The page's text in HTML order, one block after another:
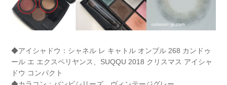
◆アイシャドウ：シャネル レ キャトル オンブル 268 カンドゥ
ール エ エクスペリヤンス、SUQQU 2018 クリスマス アイシャ
ドウ コンパクト